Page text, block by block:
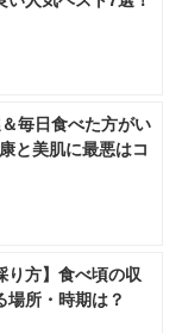
毎日食べた方がい
と美肌に最悪はコ
り方】食べ頃の収
場所・時期は？